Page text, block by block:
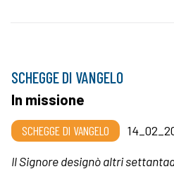
SCHEGGE DI VANGELO
In missione
SCHEGGE DI VANGELO
Il Signore designò altri